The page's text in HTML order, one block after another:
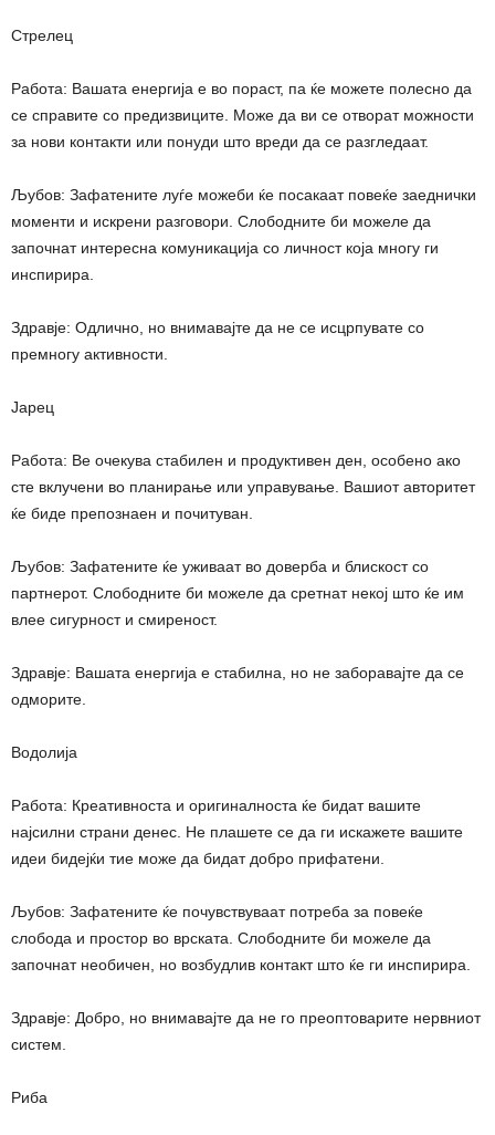
Стрелец
Работа: Вашата енергија е во пораст, па ќе можете полесно да
се справите со предизвиците. Може да ви се отворат можности
за нови контакти или понуди што вреди да се разгледаат.
Љубов: Зафатените луѓе можеби ќе посакаат повеќе заеднички
моменти и искрени разговори. Слободните би можеле да
започнат интересна комуникација со личност која многу ги
инспирира.
Здравје: Одлично, но внимавајте да не се исцрпувате со
премногу активности.
Јарец
Работа: Ве очекува стабилен и продуктивен ден, особено ако
сте вклучени во планирање или управување. Вашиот авторитет
ќе биде препознаен и почитуван.
Љубов: Зафатените ќе уживаат во доверба и блискост со
партнерот. Слободните би можеле да сретнат некој што ќе им
влее сигурност и смиреност.
Здравје: Вашата енергија е стабилна, но не заборавајте да се
одморите.
Водолија
Работа: Креативноста и оригиналноста ќе бидат вашите
најсилни страни денес. Не плашете се да ги искажете вашите
идеи бидејќи тие може да бидат добро прифатени.
Љубов: Зафатените ќе почувствуваат потреба за повеќе
слобода и простор во врската. Слободните би можеле да
започнат необичен, но возбудлив контакт што ќе ги инспирира.
Здравје: Добро, но внимавајте да не го преоптоварите нервниот
систем.
Риба